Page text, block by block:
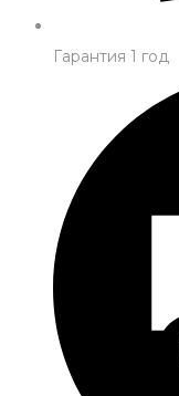
Гарантия 1 год